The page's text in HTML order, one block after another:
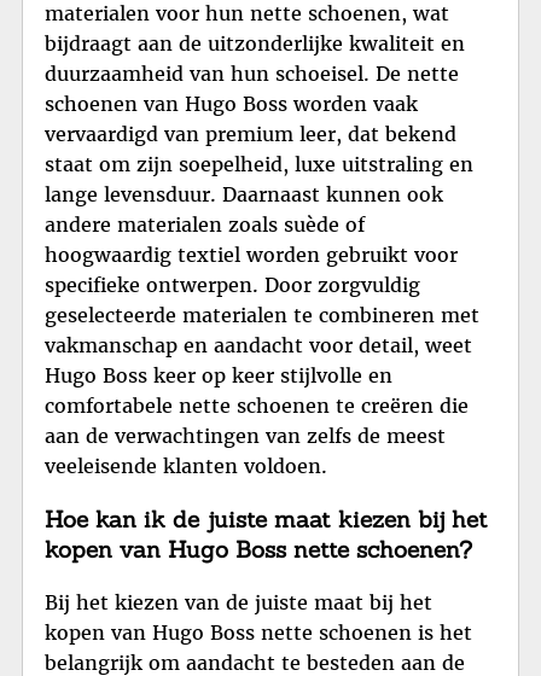
materialen voor hun nette schoenen, wat
bijdraagt aan de uitzonderlijke kwaliteit en
duurzaamheid van hun schoeisel. De nette
schoenen van Hugo Boss worden vaak
vervaardigd van premium leer, dat bekend
staat om zijn soepelheid, luxe uitstraling en
lange levensduur. Daarnaast kunnen ook
andere materialen zoals suède of
hoogwaardig textiel worden gebruikt voor
specifieke ontwerpen. Door zorgvuldig
geselecteerde materialen te combineren met
vakmanschap en aandacht voor detail, weet
Hugo Boss keer op keer stijlvolle en
comfortabele nette schoenen te creëren die
aan de verwachtingen van zelfs de meest
veeleisende klanten voldoen.
Hoe kan ik de juiste maat kiezen bij het
kopen van Hugo Boss nette schoenen?
Bij het kiezen van de juiste maat bij het
kopen van Hugo Boss nette schoenen is het
belangrijk om aandacht te besteden aan de